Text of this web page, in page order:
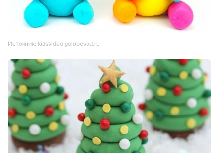
Источник: kidsvideo.golubevod.ru